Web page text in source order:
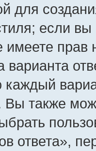
для
если
прав
Вы также
ответа»,